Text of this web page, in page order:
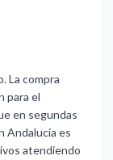
La compra
para el
en segundas
Andalucía es
atendiendo